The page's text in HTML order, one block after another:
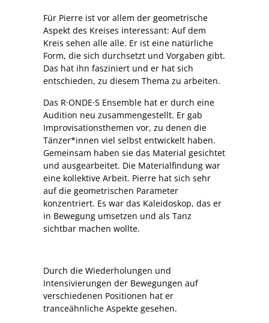
Für Pierre ist vor allem der geometrische
Aspekt des Kreises interessant: Auf dem
Kreis sehen alle alle. Er ist eine natürliche
Form, die sich durchsetzt und Vorgaben gibt.
Das hat ihn fasziniert und er hat sich
entschieden, zu diesem Thema zu arbeiten.
Das R·ONDE·S Ensemble hat er durch eine
Audition neu zusammengestellt. Er gab
Improvisationsthemen vor, zu denen die
Tänzer*innen viel selbst entwickelt haben.
Gemeinsam haben sie das Material gesichtet
und ausgearbeitet. Die Materialfindung war
eine kollektive Arbeit. Pierre hat sich sehr
auf die geometrischen Parameter
konzentriert. Es war das Kaleidoskop, das er
in Bewegung umsetzen und als Tanz
sichtbar machen wollte.
Durch die Wiederholungen und
Intensivierungen der Bewegungen auf
verschiedenen Positionen hat er
tranceähnliche Aspekte gesehen.